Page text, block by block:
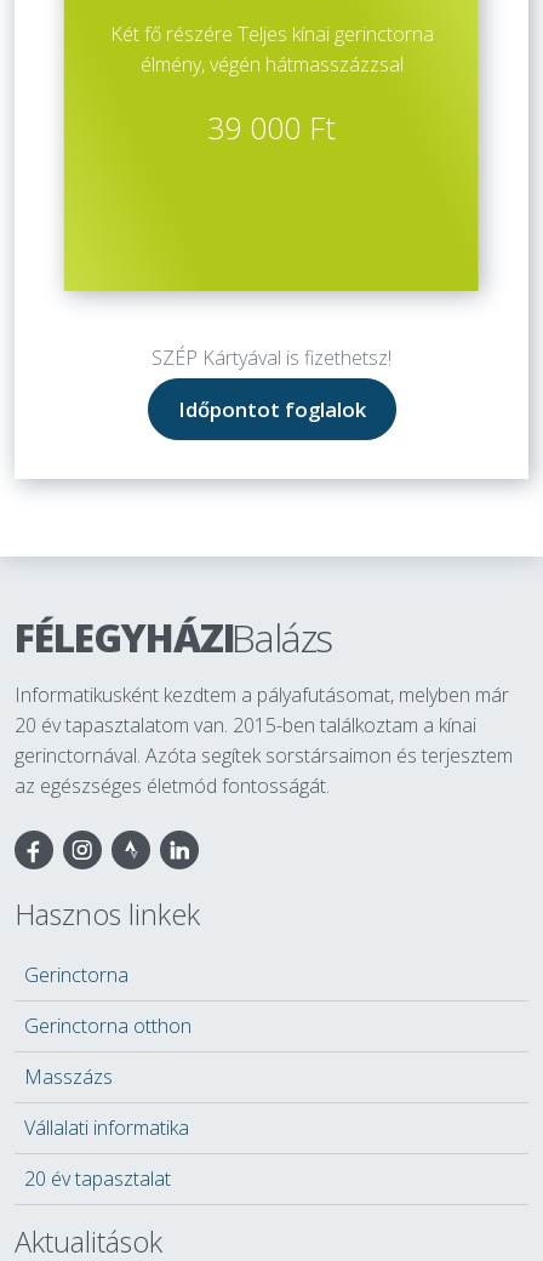
Két fő részére Teljes kínai gerinctorna
élmény, végén hátmasszázzsal
39 000 Ft
SZÉP Kártyával is fizethetsz!
Időpontot foglalok
FÉLEGYHÁZIBalázs
Informatikusként kezdtem a pályafutásomat, melyben már
20 év tapasztalatom van. 2015-ben találkoztam a kínai
gerinctornával. Azóta segítek sorstársaimon és terjesztem
az egészséges életmód fontosságát.
Facebook
Hasznos linkek
Gerinctorna
Gerinctorna otthon
Masszázs
Vállalati informatika
20 év tapasztalat
Aktualitások